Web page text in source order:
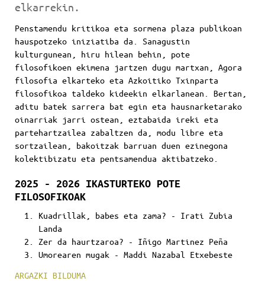
elkarrekin.
Penstamendu kritikoa eta sormena plaza publikoan
hauspotzeko iniziatiba da. Sanagustin
kulturgunean, hiru hilean behin, pote
filosofikoen ekimena jartzen dugu martxan, Agora
filosofia elkarteko eta Azkoitiko Txinparta
filosofikoa taldeko kideekin elkarlanean. Bertan,
aditu batek sarrera bat egin eta hausnarketarako
oinarriak jarri ostean, eztabaida ireki eta
partehartzailea zabaltzen da, modu libre eta
sortzailean, bakoitzak barruan duen ezinegona
kolektibizatu eta pentsamendua aktibatzeko.
2025 - 2026 IKASTURTEKO POTE
FILOSOFIKOAK
Kuadrillak, babes eta zama? - Irati Zubia
Landa
Zer da haurtzaroa? - Iñigo Martinez Peña
Umorearen mugak - Maddi Nazabal Etxebeste
ARGAZKI BILDUMA